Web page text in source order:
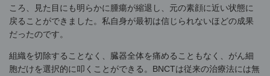
ころ、見た目にも明らかに腫瘍が縮退し、元の素顔に近い状態に
戻ることができました。私自身が最初は信じられないほどの成果
だったのです。
組織を切除することなく、臓器全体を痛めることもなく、がん細
胞だけを選択的に叩くことができる。BNCTは従来の治療法には無